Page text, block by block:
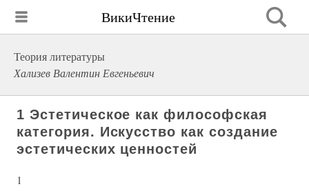
ВикиЧтение
Теория литературы
Хализев Валентин Евгеньевич
1 Эстетическое как философская
категория. Искусство как создание
эстетических ценностей
1